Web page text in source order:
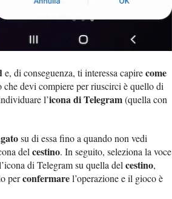
e, di conseguenza, ti interessa capirecome
che devi compiere per riuscirci è quello di
l’icona di Telegram(quella con
su di essa fino a quando non vedi
delcestino. In seguito, seleziona la voce
di Telegram su quella delcestino,
perconfermarel’operazione e il gioco è